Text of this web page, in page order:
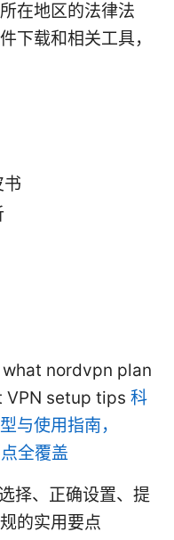
在地区的法律法
下载和相关工具，
书
nordvpn plan
VPN setup tips 科
与使用指南，
全覆盖
择、正确设置、提
的实用要点